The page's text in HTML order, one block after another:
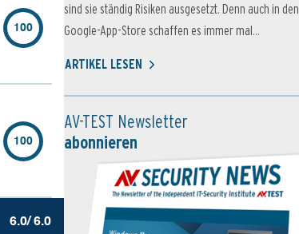
100
100
6.0/ 6.0
sind sie ständig Risiken ausgesetzt. Denn auch in den
Google-App-Store schaffen es immer mal...
ARTIKEL LESEN
AV-TEST Newsletter
abonnieren